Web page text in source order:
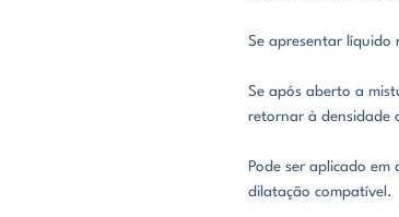
Se apresentar líquido
Se após aberto a
retornar à densidade
Pode ser aplicado
dilatação compatível.